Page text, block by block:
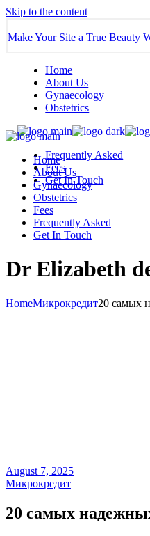
Skip to the content
Make Your Site a True Beauty
Home
About Us
Gynaecology
Obstetrics
Frequently Asked
Fees
Get In Touch
Home
About Us
Gynaecology
Obstetrics
Fees
Frequently Asked
Get In Touch
Dr Elizabeth
HomeМикрокредит20 самых
August 7, 2025
Микрокредит
20 самых